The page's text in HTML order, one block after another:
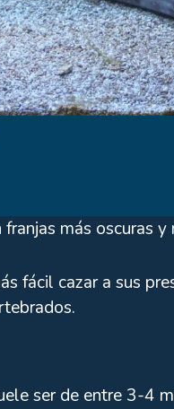
más oscuras y
fácil cazar a sus
ser de entre 3-4